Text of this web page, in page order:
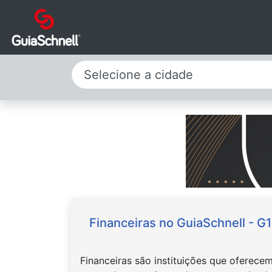
Selecione a cidade
Financeiras no GuiaSchnell -
Financeiras são instituições que